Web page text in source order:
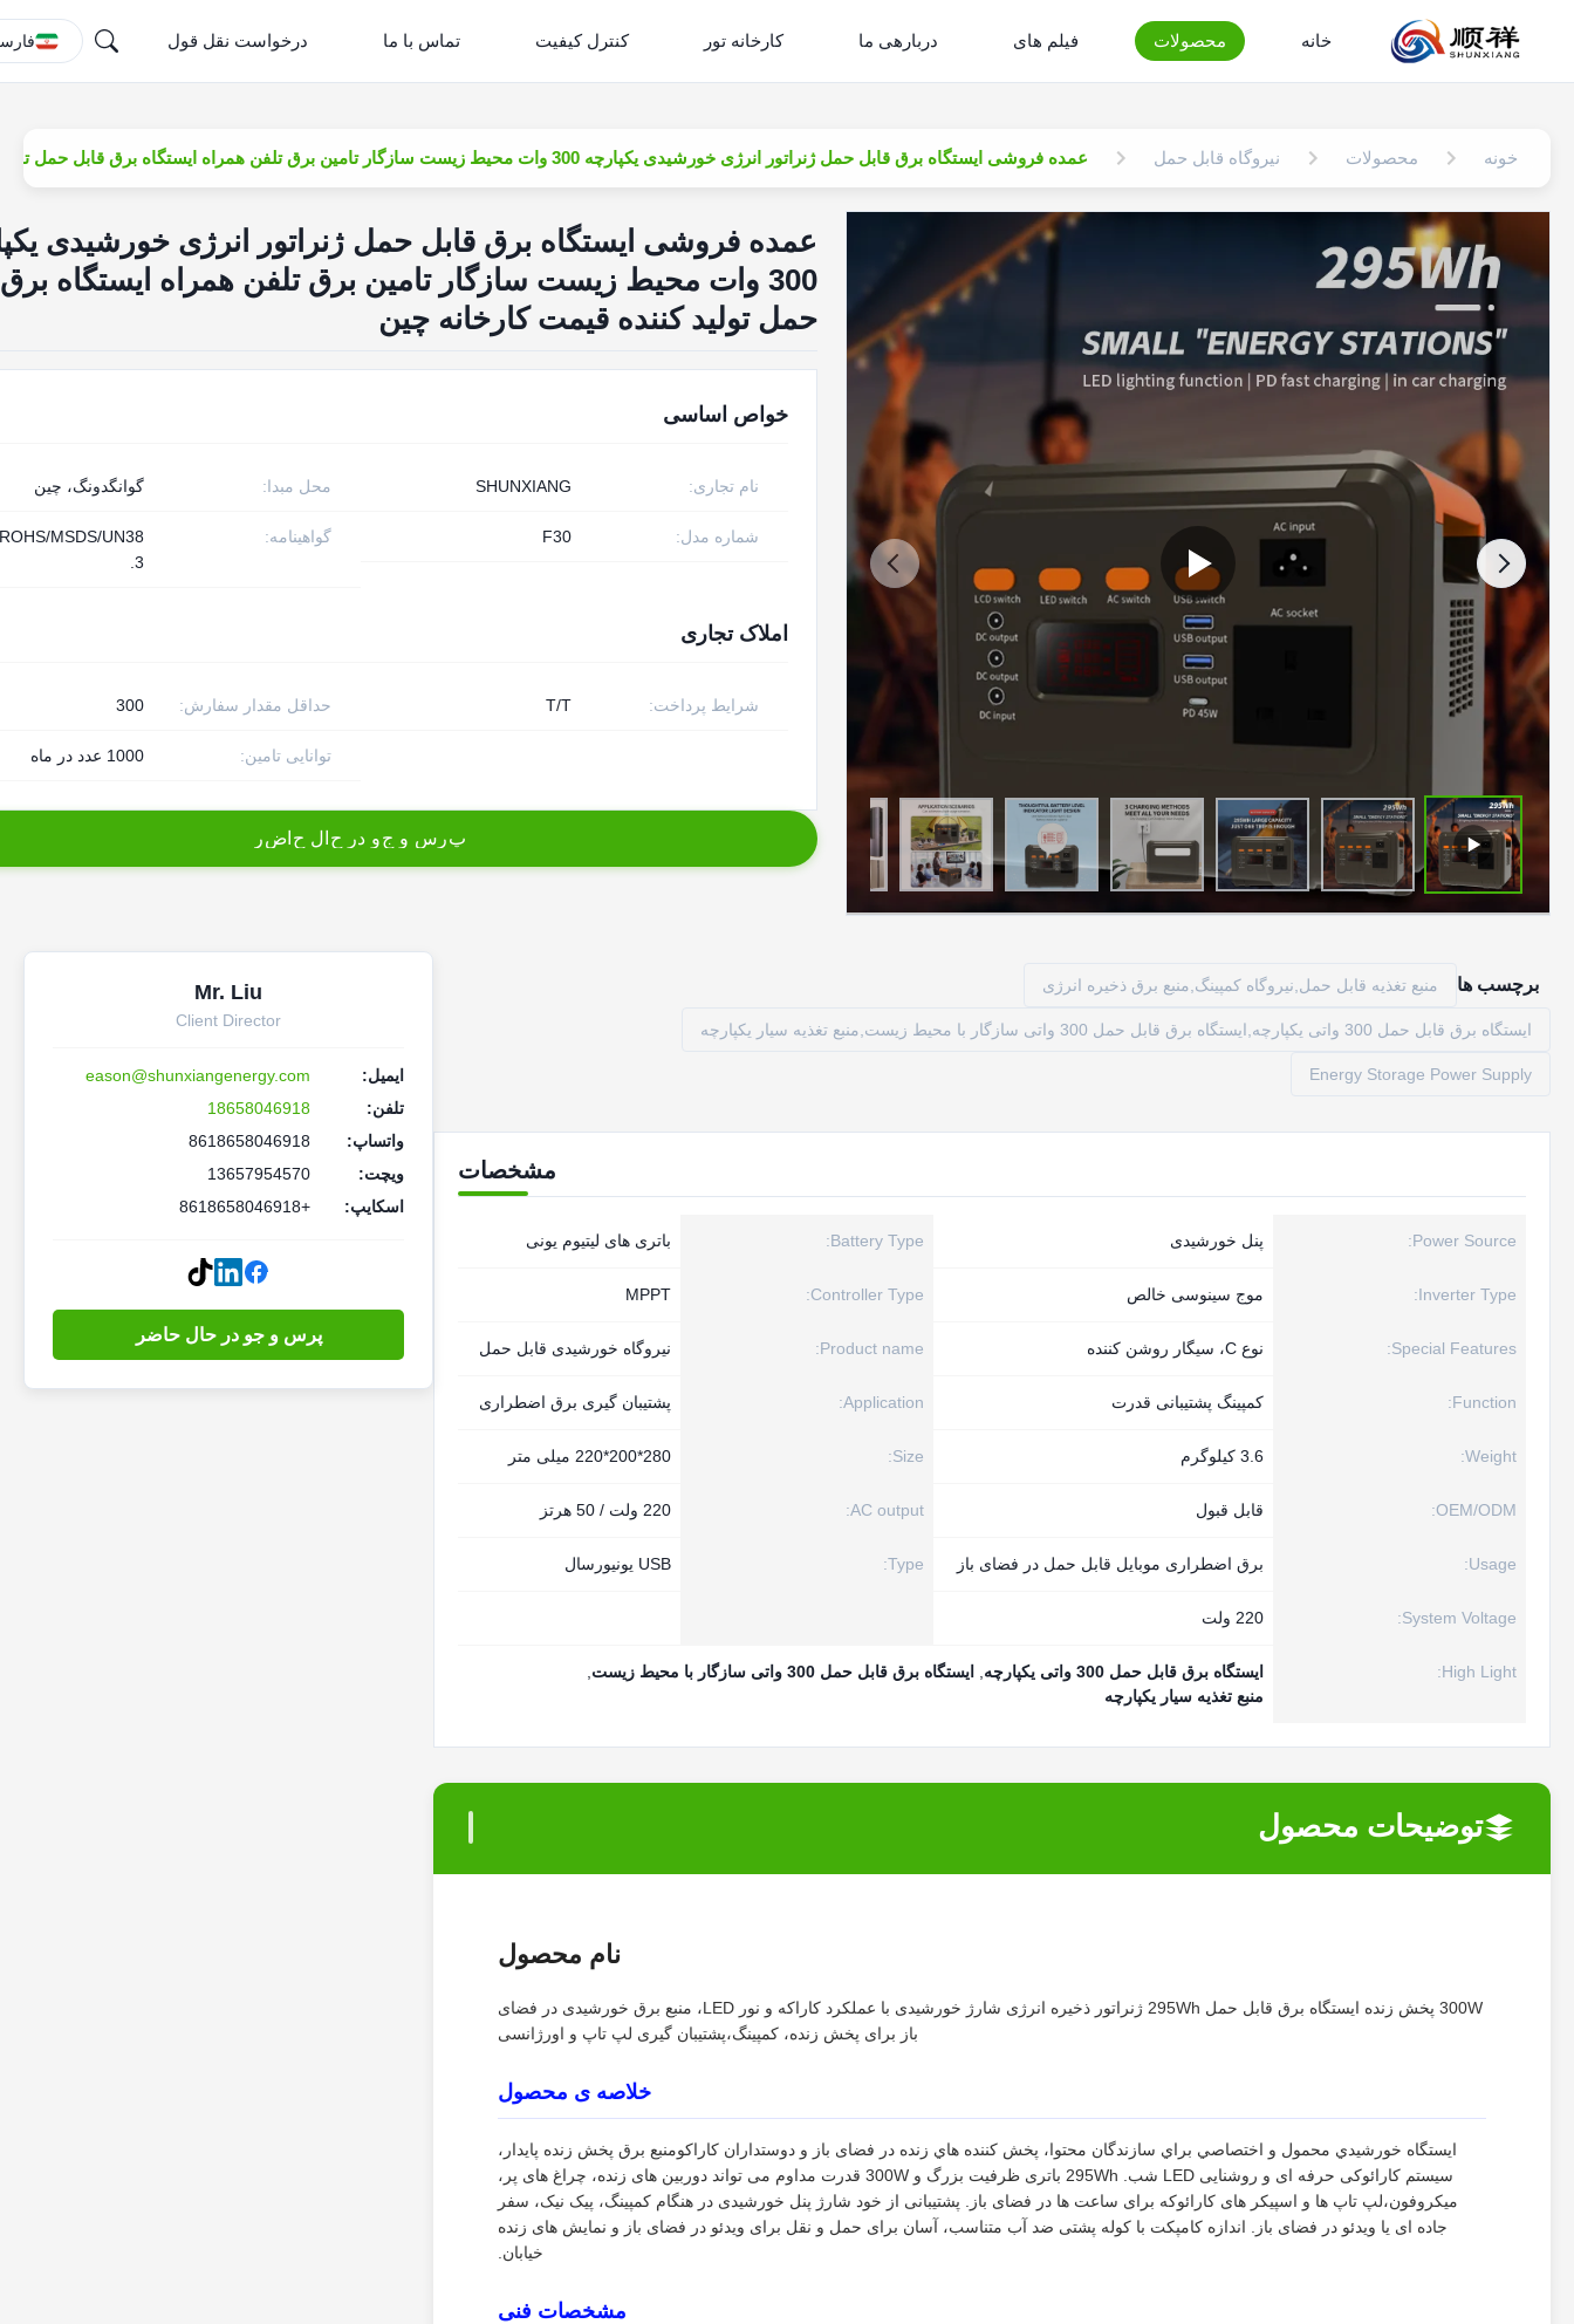
خانه محصولات فیلم های دربارهی ما کارخانه تور کنترل کیفیت تماس با ما درخواست نقل قول
خونه محصولات نیروگاه قابل حمل عمده فروشی ایستگاه برق قابل حمل ژنراتور انرژی خورشیدی یکپارچه 300 وات محیط زیست سازگار تامین برق تلفن همراه ایستگاه برق قابل حمل تولید کننده قیمت کارخانه چین
عمده فروشی ایستگاه برق قابل حمل ژنراتور انرژی خورشیدی
300 وات محیط زیست سازگار تامین برق تلفن همراه ایستگاه
حمل تولید کننده قیمت کارخانه چین
خواص اساسی
محل مبدا: گوانگدونگ، چین نام تجاری: SHUNXIANG
گواهینامه:
MSDS/UN38
.3
شماره مدل: F30
املاک تجاری
حداقل مقدار سفارش: 300 شرایط پرداخت: T/T
توانایی تامین: 1000 عدد در ماه
پر س و جو در ح ل ح ضر
برچسب ها منبع تغذیه قابل حمل,نیروگاه کمپینگ,منبع برق ذخیره انرژی
ایستگاه برق قابل حمل 300 واتی یکپارچه,ایستگاه برق قابل حمل 300 واتی سازگار با محیط زیست,منبع تغذیه سیار یکپارچه
Energy Storage Power Supply
مشخصات
Power Source: پنل خورشیدی Battery Type: باتری های لیتیوم یونی
Inverter Type: موج سینوسی خالص Controller Type:
MPPT
Special Features: نوع C، سیگار روشن کننده Product name: نیروگاه خورشیدی قابل حمل
Function: کمپینگ پشتیبانی قدرت Application: پشتیبان گیری برق اضطراری
Weight: 3.6 کیلوگرم Size: 280*200*220 میلی متر
OEM/ODM: قابل قبول AC output: 220 ولت / 50 هرتز
Usage: برق اضطراری موبایل قابل حمل در فضای باز Type: USB یونیورسال
System Voltage: 220 ولت
High Light: ایستگاه برق قابل حمل 300 واتی یکپارچه ایستگاه برق قابل حمل 300 واتی سازگار با محیط زیست
منبع تغذیه سیار یکپارچه
توضیحات محصول
نام محصول
300W پخش زنده ایستگاه برق قابل حمل 295Wh ژنراتور ذخیره انرژی شارژ خورشیدی با عملکرد کاراکه و نور LED، منبع برق خورشیدی در فضای
باز برای پخش زنده، کمپینگ،پشتیبان گیری لپ تاپ و اورژانسی
خلاصه ی محصول
ايستگاه خورشيدي محمول و اختصاصي براي سازندگان محتوا، پخش کننده هاي زنده در فضای باز و دوستداران کاراکومنبع برق پخش زنده پایدار،
سیستم کارائوکی حرفه ای و روشنایی LED شب. 295Wh باتری ظرفیت بزرگ و 300W قدرت مداوم می تواند دوربین های زنده، چراغ های پر،
میکروفون،لپ تاپ ها و اسپیکر های کارائوکه برای ساعت ها در فضای باز. پشتیبانی از خود شارژ پنل خورشیدی در هنگام کمپینگ، پیک نیک، سفر
جاده ای یا ویدئو در فضای باز. اندازه کامپکت با کوله پشتی ضد آب متناسب، آسان برای حمل و نقل برای ویدئو در فضای باز و نمایش های زنده
خیابان.
مشخصات فنی
Mr. Liu
Client Director
ایمیل:
eason@shunxiangenergy.com
تلفن:
18658046918
واتساپ:
8618658046918
ویچت:
13657954570
اسکایپ:
+8618658046918
پرس و جو در حال حاضر